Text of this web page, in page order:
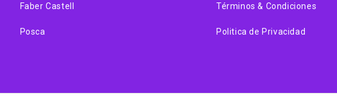
Faber Castell
Posca
Términos & Condiciones
Politica de Privacidad